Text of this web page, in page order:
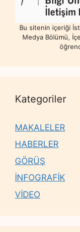
Bu sitenin içeriği
Medya Bölümü,
Kategoriler
MAKALELER
HABERLER
GÖRÜŞ
İNFOGRAFİK
VİDEO